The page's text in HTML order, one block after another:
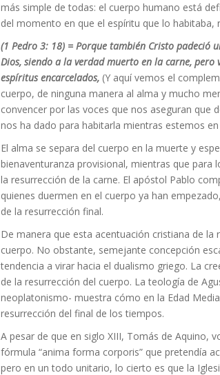
más simple de todas: el cuerpo humano está
del momento en que el espíritu que lo habitaba,
(1 Pedro 3: 18) = Porque también Cristo padeció
Dios, siendo a la verdad muerto en la carne, pero
espíritus encarcelados, (Y aquí vemos el
cuerpo, de ninguna manera al alma y mucho
convencer por las voces que nos aseguran que
nos ha dado para habitarla mientras estemos
El alma se separa del cuerpo en la muerte y
bienaventuranza provisional, mientras que para
la resurrección de la carne. El apóstol Pablo
quienes duermen en el cuerpo ya han
de la resurrección final.
De manera que esta acentuación cristiana de
cuerpo. No obstante, semejante concepción
tendencia a virar hacia el dualismo griego. La
de la resurrección del cuerpo. La teología de
neoplatonismo- muestra cómo en la Edad
resurrección del final de los tiempos.
A pesar de que en siglo XIII, Tomás de Aquino,
fórmula “anima forma corporis” que pretendía
pero en un todo unitario, lo cierto es que la